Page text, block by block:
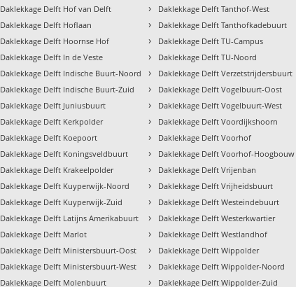
Daklekkage Delft Hof van Delft
Daklekkage Delft Hoflaan
Daklekkage Delft Hoornse Hof
Daklekkage Delft In de Veste
Daklekkage Delft Indische Buurt-Noord
Daklekkage Delft Indische Buurt-Zuid
Daklekkage Delft Juniusbuurt
Daklekkage Delft Kerkpolder
Daklekkage Delft Koepoort
Daklekkage Delft Koningsveldbuurt
Daklekkage Delft Krakeelpolder
Daklekkage Delft Kuyperwijk-Noord
Daklekkage Delft Kuyperwijk-Zuid
Daklekkage Delft Latijns Amerikabuurt
Daklekkage Delft Marlot
Daklekkage Delft Ministersbuurt-Oost
Daklekkage Delft Ministersbuurt-West
Daklekkage Delft Molenbuurt
› Daklekkage Delft Tanthof-West
› Daklekkage Delft Tanthofkadebuurt
› Daklekkage Delft TU-Campus
› Daklekkage Delft TU-Noord
› Daklekkage Delft Verzetstrijdersbuurt
› Daklekkage Delft Vogelbuurt-Oost
› Daklekkage Delft Vogelbuurt-West
› Daklekkage Delft Voordijkshoorn
› Daklekkage Delft Voorhof
› Daklekkage Delft Voorhof-Hoogbouw
› Daklekkage Delft Vrijenban
› Daklekkage Delft Vrijheidsbuurt
› Daklekkage Delft Westeindebuurt
› Daklekkage Delft Westerkwartier
› Daklekkage Delft Westlandhof
› Daklekkage Delft Wippolder
› Daklekkage Delft Wippolder-Noord
› Daklekkage Delft Wippolder-Zuid